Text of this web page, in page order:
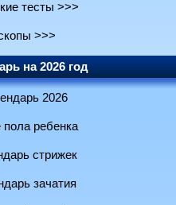
тесты >>>
>>>
на 2026 год
2026
ребенка
стрижек
зачатия